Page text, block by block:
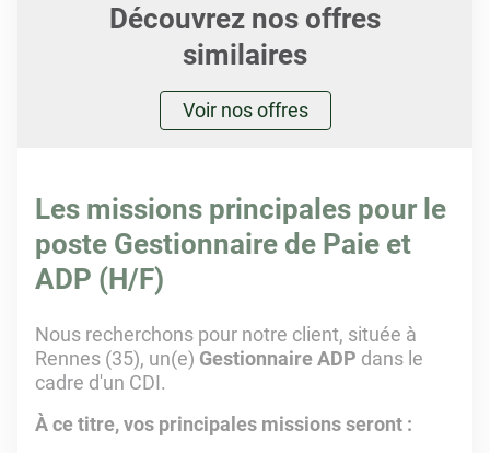
Découvrez nos offres
similaires
Voir nos offres
Les missions principales pour le
poste Gestionnaire de Paie et
ADP (H/F)
Nous recherchons pour notre client, située à
Rennes (35), un(e) Gestionnaire ADP dans le
cadre d'un CDI.
À ce titre, vos principales missions seront :